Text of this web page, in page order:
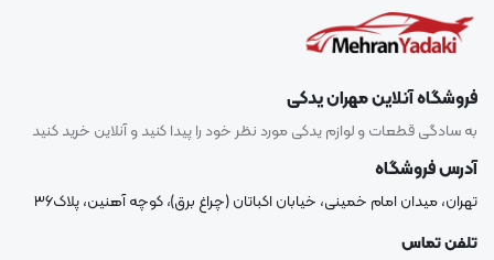
فروشگاه آنلاین مهران یدکی
به سادگی قطعات و لوازم یدکی مورد نظر خود را پیدا کنید و آنلاین خرید کنید
آدرس فروشگاه
تهران، میدان امام خمینی، خیابان اکباتان (چراغ برق)، کوچه آهنین، پلاک۳۶
تلفن تماس